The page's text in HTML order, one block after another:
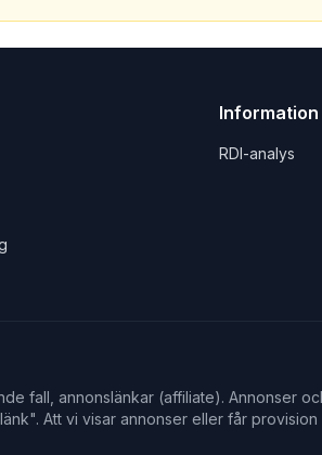
Information
RDI-analys
fall, annonslänkar (affiliate). Annonser
Att vi visar annonser eller får provision